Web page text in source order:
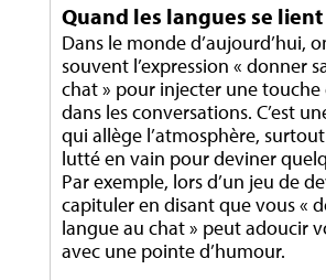
Quand les langues se lient
Dans le monde d’aujourd’hui,
souvent l’expression « donner
chat » pour injecter une touche
dans les conversations. C’est
qui allège l’atmosphère,
lutté en vain pour deviner
Par exemple, lors d’un jeu de
capituler en disant que vous «
langue au chat » peut adoucir
avec une pointe d’humour.